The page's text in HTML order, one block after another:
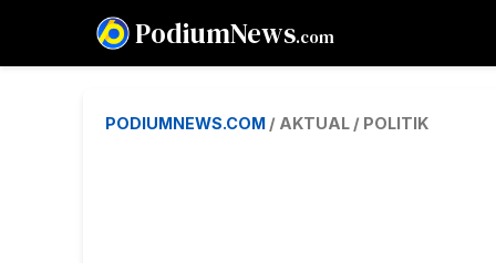
PodiumNews.com
PODIUMNEWS.COM / AKTUAL / POLITIK